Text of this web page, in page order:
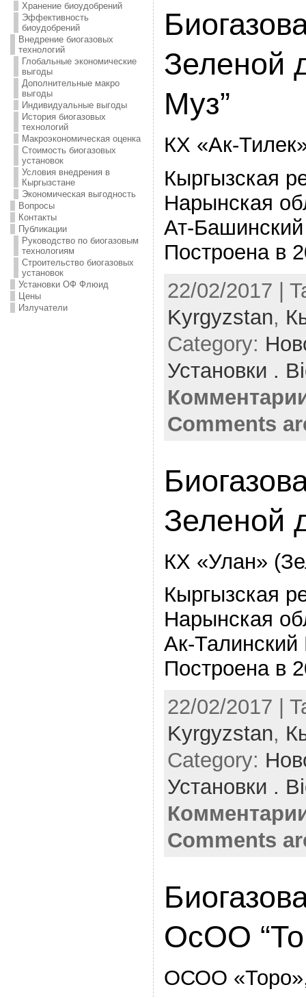
Хранение биоудобрений
Эффективность
биоудобрений
Внедрение биогазовых
технологий
Глобальные экономические
выгоды
Дополнительные макро
выгоды
Индивидуальные выгоды
История биогазовых
технологий
Макроэкономическая оценка
Стоимость биогазовых
установок
Условия внедрения в
Кыргызстане
Экономическая выгодность
Вопросы
Контакты
Публикации
Руководство по биогазовым
технологиям
Строительство биогазовых
установок
Установки ОФ Флюид
Цены
Излучатели
Зеленой
Муз”
КХ «Ак-
Кыргызская
Нарынская
Ат-
Построена в
22/02/2017 |
Kyrgyzstan,
Category:
Установки .
Comments
Зеленой
КХ «Улан»
Кыргызская
Нарынская
Ак-Талинский
Построена в
22/02/2017 |
Kyrgyzstan,
Category:
Установки .
Comments
ОсОО
ОСОО